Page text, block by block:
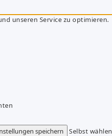
unseren Service zu optimieren.
speichern
Selbst wählen